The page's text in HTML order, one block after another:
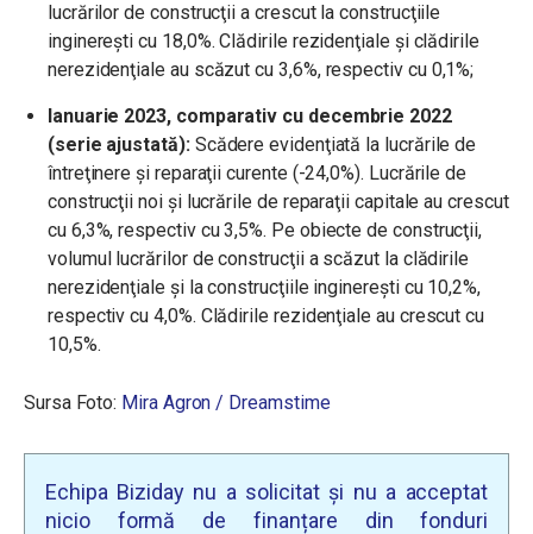
lucrărilor de construcţii a crescut la construcţiile
inginereşti cu 18,0%. Clădirile rezidenţiale şi clădirile
nerezidenţiale au scăzut cu 3,6%, respectiv cu 0,1%;
Ianuarie 2023, comparativ cu decembrie 2022
(serie ajustată): Scădere evidenţiată la lucrările de
întreţinere şi reparaţii curente (-24,0%). Lucrările de
construcţii noi şi lucrările de reparaţii capitale au crescut
cu 6,3%, respectiv cu 3,5%. Pe obiecte de construcţii,
volumul lucrărilor de construcţii a scăzut la clădirile
nerezidenţiale şi la construcţiile inginereşti cu 10,2%,
respectiv cu 4,0%. Clădirile rezidenţiale au crescut cu
10,5%.
Sursa Foto: Mira Agron / Dreamstime
Echipa Biziday nu a solicitat și nu a acceptat
nicio formă de finanțare din fonduri